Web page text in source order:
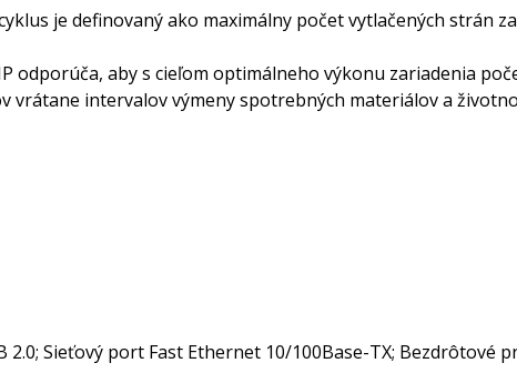
je definovaný ako maximálny počet vytlačených strán za
odporúča, aby s cieľom optimálneho výkonu zariadenia
vrátane intervalov výmeny spotrebných materiálov a
2.0; Sieťový port Fast Ethernet 10/100Base-TX; Bezdrôtové